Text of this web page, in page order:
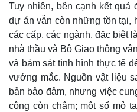
Tuy nhiên, bên cạnh kết quả
dự án vẫn còn những tồn tại,
các cấp, các ngành, đặc biệt
nhà thầu và Bộ Giao thông
và bám sát tình hình thực tế
vướng mắc. Nguồn vật liệu
bản bảo đảm, nhưng việc
công còn chậm; một số mỏ